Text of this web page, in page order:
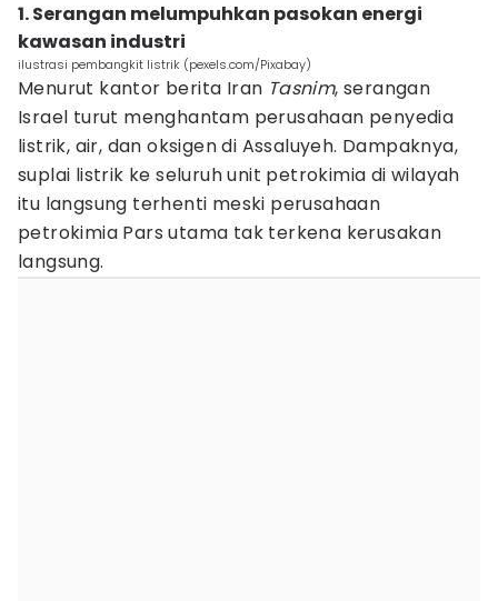
1. Serangan melumpuhkan pasokan energi
kawasan industri
ilustrasi pembangkit listrik (pexels.com/Pixabay)
Menurut kantor berita Iran Tasnim, serangan
Israel turut menghantam perusahaan penyedia
listrik, air, dan oksigen di Assaluyeh. Dampaknya,
suplai listrik ke seluruh unit petrokimia di wilayah
itu langsung terhenti meski perusahaan
petrokimia Pars utama tak terkena kerusakan
langsung.